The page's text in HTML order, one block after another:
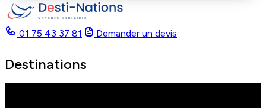
01 75 43 37 81 Demander un devis
Destinations